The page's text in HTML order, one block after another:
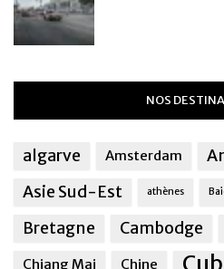
NOS
algarve Amsterdam
Asie Sud-Est
athènes
Bretagne Cambodge
Chiang Mai Chine